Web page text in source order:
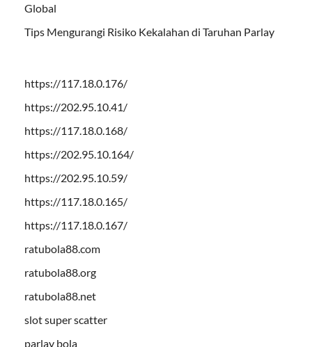
Global
Tips Mengurangi Risiko Kekalahan di Taruhan Parlay
https://117.18.0.176/
https://202.95.10.41/
https://117.18.0.168/
https://202.95.10.164/
https://202.95.10.59/
https://117.18.0.165/
https://117.18.0.167/
ratubola88.com
ratubola88.org
ratubola88.net
slot super scatter
parlay bola